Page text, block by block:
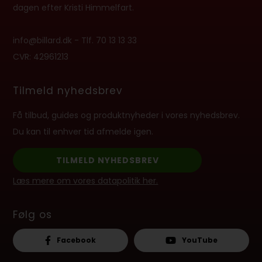
dagen efter Kristi Himmelfart.
info@billard.dk - Tlf. 70 13 13 33
CVR: 42961213
Tilmeld nyhedsbrev
Få tilbud, guides og produktnyheder i vores nyhedsbrev.
Du kan til enhver tid afmelde igen.
TILMELD NYHEDSBREV
Læs mere om vores datapolitik her.
Følg os
Facebook YouTube